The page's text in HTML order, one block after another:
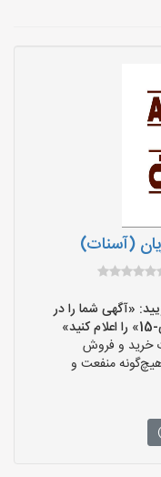
(آسنات)
«آگهی شما را در
خرید و فروش
منفعت و